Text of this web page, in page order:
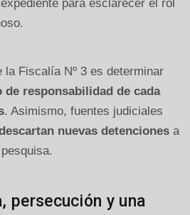
para esclarecer el rol
la Fiscalía Nº 3 es determinar
de responsabilidad de cada
. Asimismo, fuentes judiciales
nuevas detenciones a
persecución y una